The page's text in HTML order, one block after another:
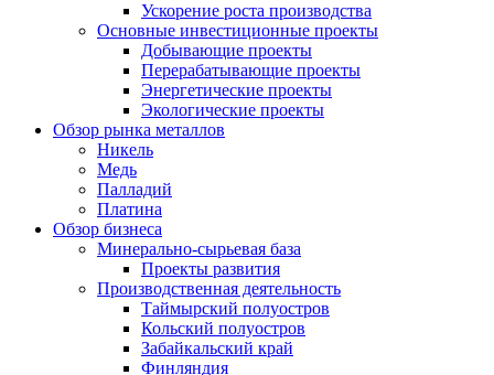
Ускорение роста производства
Основные инвестиционные проекты
Добывающие проекты
Перерабатывающие проекты
Энергетические проекты
Экологические проекты
Обзор рынка металлов
Никель
Медь
Палладий
Платина
Обзор бизнеса
Минерально-сырьевая база
Проекты развития
Производственная деятельность
Таймырский полуостров
Кольский полуостров
Забайкальский край
Финляндия